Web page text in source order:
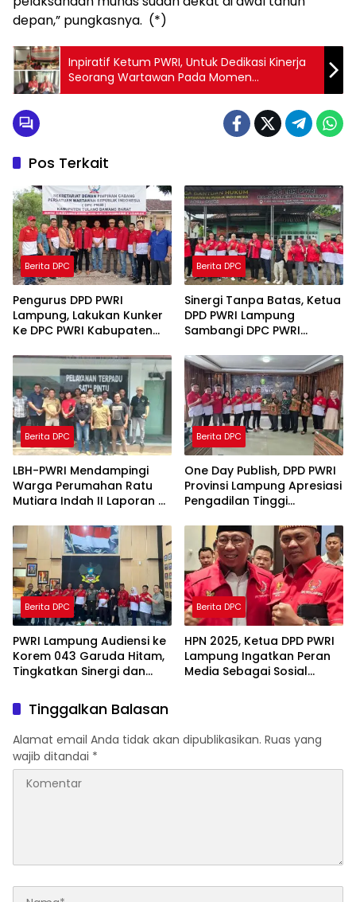
depan,” pungkasnya. (*)
Inpiratif Ketum PWRI, Untuk Dedikasi Kinerja
Seorang Wartawan Pada Momen
Pengukuhan DPD dan DPC se-Lampung
Pos Terkait
Berita DPC
Pengurus DPD PWRI
Lampung, Lakukan Kunker
Ke DPC PWRI Kabupaten
Berita DPC
Sinergi Tanpa Batas, Ketua
DPD PWRI Lampung
Sambangi DPC PWRI
Berita DPC
LBH-PWRI Mendampingi
Warga Perumahan Ratu
Mutiara Indah II Laporan Di
Berita DPC
One Day Publish, DPD PWRI
Provinsi Lampung Apresiasi
Pengadilan Tinggi
Berita DPC
PWRI Lampung Audiensi ke
Korem 043 Garuda Hitam,
Tingkatkan Sinergi dan
Berita DPC
HPN 2025, Ketua DPD PWRI
Lampung Ingatkan Peran
Media Sebagai Sosial
Tinggalkan Balasan
Alamat email Anda tidak akan dipublikasikan. Ruas yang
wajib ditandai *